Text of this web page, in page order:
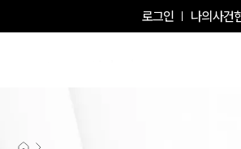
로그인 나의사건